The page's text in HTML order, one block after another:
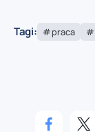
Tagi: praca